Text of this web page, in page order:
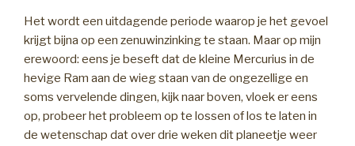
Het wordt een uitdagende periode waarop je het gevoel
krijgt bijna op een zenuwinzinking te staan. Maar op mijn
erewoord: eens je beseft dat de kleine Mercurius in de
hevige Ram aan de wieg staan van de ongezellige en
soms vervelende dingen, kijk naar boven, vloek er eens
op, probeer het probleem op te lossen of los te laten in
de wetenschap dat over drie weken dit planeetje weer